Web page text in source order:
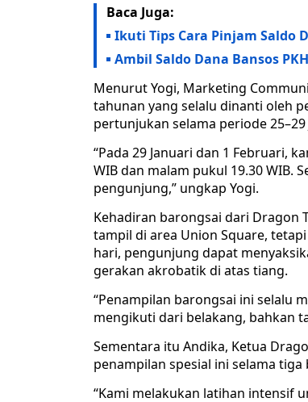
Baca Juga:
Ikuti Tips Cara Pinjam Saldo
Ambil Saldo Dana Bansos
Menurut Yogi, Marketing
tahunan yang selalu dinanti oleh
pertunjukan selama periode
“Pada 29 Januari dan 1 Februari,
WIB dan malam pukul 19.30 WIB.
pengunjung,” ungkap Yogi.
Kehadiran barongsai dari Dragon
tampil di area Union Square,
hari, pengunjung dapat
gerakan akrobatik di atas tiang.
“Penampilan barongsai ini selalu
mengikuti dari belakang, bahkan
Sementara itu Andika, Ketua
penampilan spesial ini selama tiga
“Kami melakukan latihan intensif